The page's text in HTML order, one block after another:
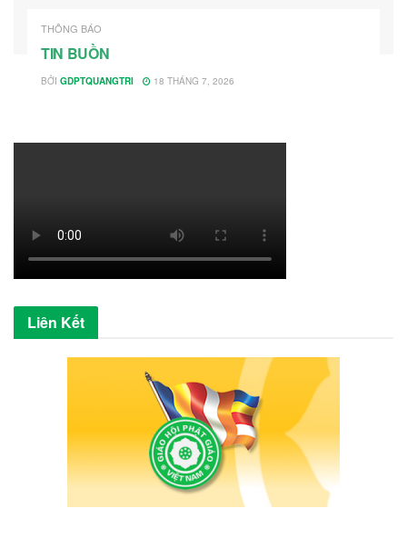
THÔNG BÁO
TIN BUỒN
BỞI GDPTQUANGTRI 18 THÁNG 7, 2026
Liên Kết